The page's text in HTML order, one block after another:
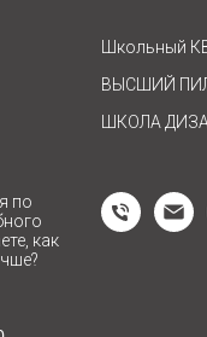
Школьный
ВЫСШИЙ
ШКОЛА
по
как